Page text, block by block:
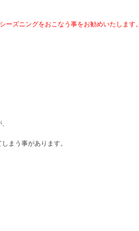
ズニングをおこなう事をお勧めいたします。
まう事があります。